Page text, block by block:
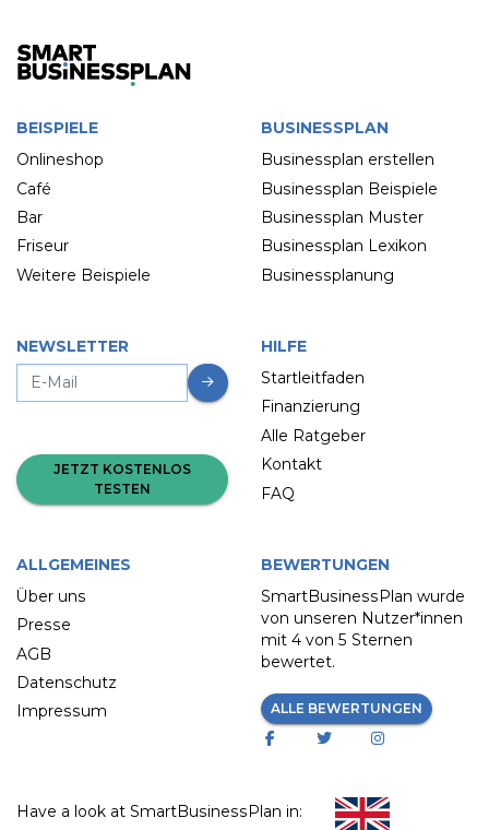
BEISPIELE
Onlineshop
Café
Bar
Friseur
Weitere Beispiele
BUSINESSPLAN
Businessplan erstellen
Businessplan Beispiele
Businessplan Muster
Businessplan Lexikon
Businessplanung
NEWSLETTER
JETZT KOSTENLOS
TESTEN
HILFE
Startleitfaden
Finanzierung
Alle Ratgeber
Kontakt
FAQ
ALLGEMEINES
Über uns
Presse
AGB
Datenschutz
Impressum
BEWERTUNGEN
SmartBusinessPlan wurde
von unseren Nutzer*innen
mit 4 von 5 Sternen
bewertet.
ALLE BEWERTUNGEN
Have a look at SmartBusinessPlan in: